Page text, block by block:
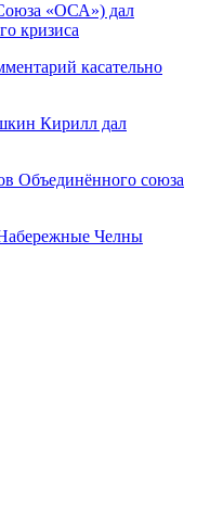
«ОСА») дал
кризиса
касательно
Кирилл дал
Объединённого союза
Челны